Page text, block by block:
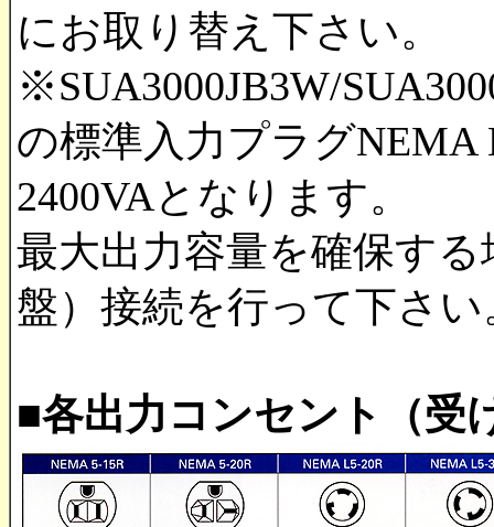
にお取り替え下さい。
※SUA3000JB3W/
の標準入力プラグNEMA
2400VAとなります。
最大出力容量を確保す
盤）接続を行って下さい
■各出力コンセント（受